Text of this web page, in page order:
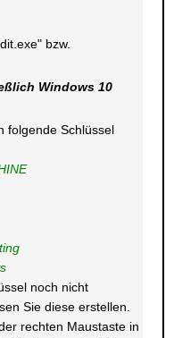
bzw.
Windows 10
folgende Schlüssel
noch nicht
Sie diese erstellen.
rechten Maustaste in